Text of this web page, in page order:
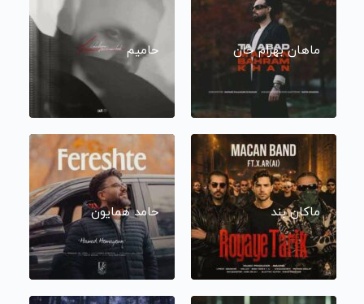
ماهان بهرام خان حامیم
ماکان بند حامد همایون